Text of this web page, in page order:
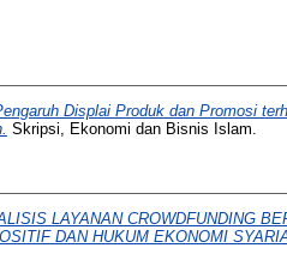
Displai Produk dan Promosi
Skripsi, Ekonomi dan Bisnis Islam.
LAYANAN CROWDFUNDING
DAN HUKUM EKONOMI